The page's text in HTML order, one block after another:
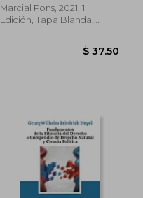
Marcial Pons, 2021, 1
Edición, Tapa Blanda,